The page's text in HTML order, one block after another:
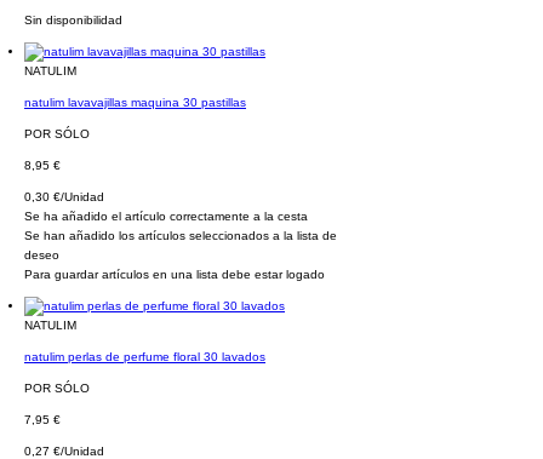
Sin disponibilidad
NATULIM
natulim lavavajillas maquina 30 pastillas
POR SÓLO
8,95 €
0,30 €/Unidad
Se ha añadido el artículo correctamente a la cesta
Se han añadido los artículos seleccionados a la lista de
deseo
Para guardar artículos en una lista debe estar logado
NATULIM
natulim perlas de perfume floral 30 lavados
POR SÓLO
7,95 €
0,27 €/Unidad